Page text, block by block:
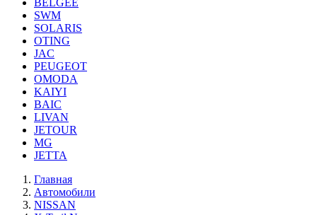
BELGEE
SWM
SOLARIS
OTING
JAC
PEUGEOT
OMODA
KAIYI
BAIC
LIVAN
JETOUR
MG
JETTA
Главная
Автомобили
NISSAN